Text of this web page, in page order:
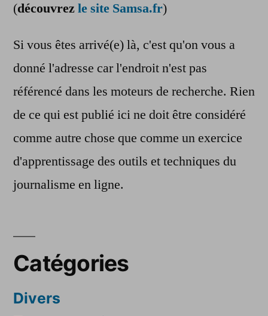
(découvrezle site Samsa.fr)
Si vous êtes arrivé(e) là, c'est qu'on vous a
donné l'adresse car l'endroit n'est pas
référencé dans les moteurs de recherche. Rien
de ce qui est publié ici ne doit être considéré
comme autre chose que comme un exercice
d'apprentissage des outils et techniques du
journalisme en ligne.
Catégories
Divers